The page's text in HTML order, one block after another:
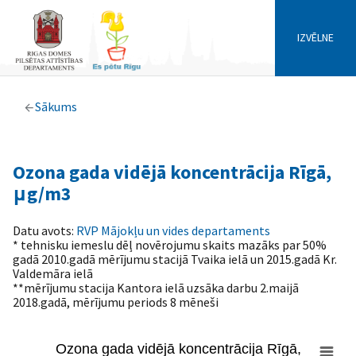
IZVĒLNE
Sākums
Ozona gada vidējā koncentrācija Rīgā,
μg/m3
Datu avots: RVP Mājokļu un vides departaments
* tehnisku iemeslu dēļ novērojumu skaits mazāks par 50%
gadā 2010.gadā mērījumu stacijā Tvaika ielā un 2015.gadā Kr.
Valdemāra ielā
**mērījumu stacija Kantora ielā uzsāka darbu 2.maijā
2018.gadā, mērījumu periods 8 mēneši
Ozona gada vidējā koncentrācija Rīgā,